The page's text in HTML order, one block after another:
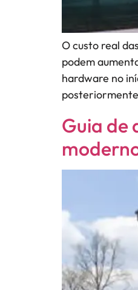
O custo real
podem
hardware no
Guia de